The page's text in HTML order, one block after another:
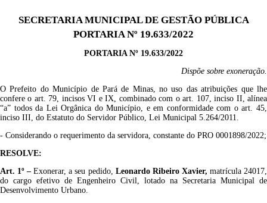
SECRETARIA MUNICIPAL DE GESTÃO PÚBLICA
PORTARIA Nº 19.633/2022
PORTARIA Nº 19.633/2022
Dispõe sobre exoneração.
O Prefeito do Município de Pará de Minas, no uso das atribuições que lhe
confere o art. 79, incisos VI e IX, combinado com o art. 107, inciso II, alínea
“a” todos da Lei Orgânica do Município, e em conformidade com o art.45,
inciso III, do Estatuto do Servidor Público, Lei Municipal 5.264/2011.
- Considerando o requerimento da servidora, constante do PRO 0001898/2022;
RESOLVE:
Art. 1º –Exonerar,a seu pedido, Leonardo Ribeiro Xavier, matrícula24017,
do cargo efetivo de Engenheiro Civil, lotado na Secretaria Municipal de
Desenvolvimento Urbano.